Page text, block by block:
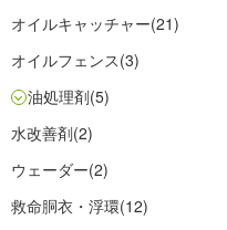
オイルキャッチャー(21)
オイルフェンス(3)
油処理剤(5)
水改善剤(2)
ウェーダー(2)
救命胴衣・浮環(12)